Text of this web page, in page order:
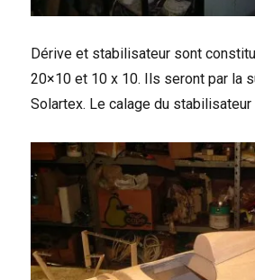
Dérive et stabilisateur sont
20×10 et 10 x 10. Ils seront par la
Solartex. Le calage du stabilisateur